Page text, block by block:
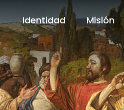
Identidad Misión
Identidad Misión